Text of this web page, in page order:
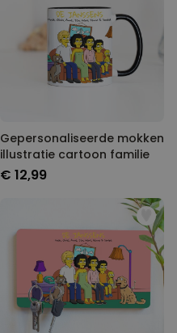
Gepersonaliseerde mokken
illustratie cartoon familie
€ 12,99